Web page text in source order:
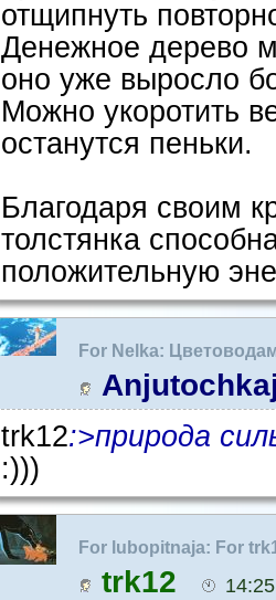
отщипнуть
Денежное дерево
оно уже выросло
Mожно укоротить
останутся пеньки.
Благодаря своим
толстянка
положительную
For Nelka:
trk12:>природа
:)))
For lubopitnaja: For
любителям :)
trk12 14:25